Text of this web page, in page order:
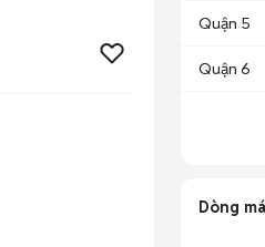
Quận 5
Quận 6
Dòng